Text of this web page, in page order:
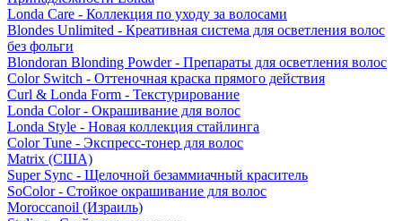
Londa Care - Коллекция по уходу за волосами
Blondes Unlimited - Креативная система для осветления волос
без фольги
Blondoran Blonding Powder - Препараты для осветления волос
Color Switch - Оттеночная краска прямого действия
Curl & Londa Form - Текстурирование
Londa Color - Окрашивание для волос
Londa Style - Новая коллекция стайлинга
Color Tune - Экспресс-тонер для волос
Matrix (США)
Super Sync - Щелочной безаммиачный краситель
SoColor - Стойкое окрашивание для волос
Moroccanoil (Израиль)